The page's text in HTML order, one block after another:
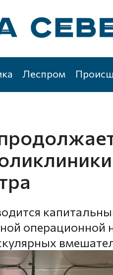
Леспром
операционной